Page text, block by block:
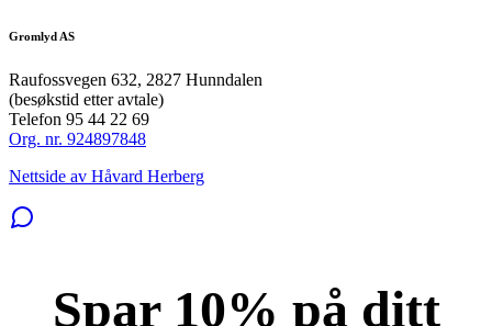
Gromlyd AS
Raufossvegen 632, 2827 Hunndalen
(besøkstid etter avtale)
Telefon 95 44 22 69
Org. nr. 924897848
Nettside av Håvard Herberg
Spar 10% på ditt